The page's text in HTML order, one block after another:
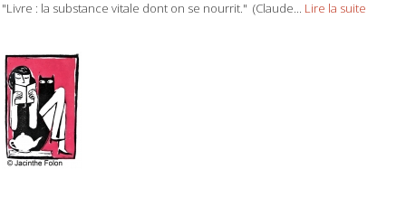
"Livre : la substance vitale dont on se nourrit." (Claude... Lire la suite